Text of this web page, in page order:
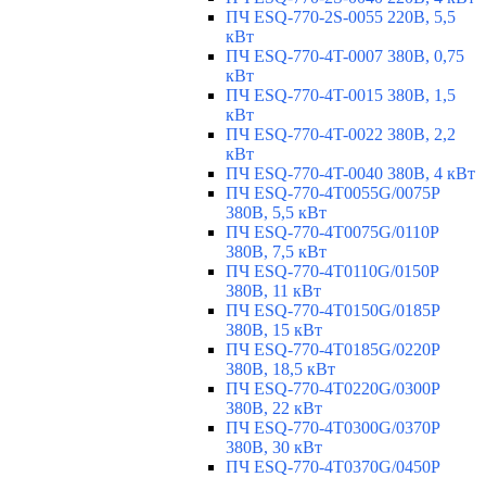
ПЧ ESQ-770-2S-0055 220В, 5,5
кВт
ПЧ ESQ-770-4T-0007 380В, 0,75
кВт
ПЧ ESQ-770-4T-0015 380В, 1,5
кВт
ПЧ ESQ-770-4T-0022 380В, 2,2
кВт
ПЧ ESQ-770-4T-0040 380В, 4 кВт
ПЧ ESQ-770-4T0055G/0075P
380В, 5,5 кВт
ПЧ ESQ-770-4T0075G/0110P
380В, 7,5 кВт
ПЧ ESQ-770-4T0110G/0150P
380В, 11 кВт
ПЧ ESQ-770-4T0150G/0185P
380В, 15 кВт
ПЧ ESQ-770-4T0185G/0220P
380В, 18,5 кВт
ПЧ ESQ-770-4T0220G/0300P
380В, 22 кВт
ПЧ ESQ-770-4T0300G/0370P
380В, 30 кВт
ПЧ ESQ-770-4T0370G/0450P